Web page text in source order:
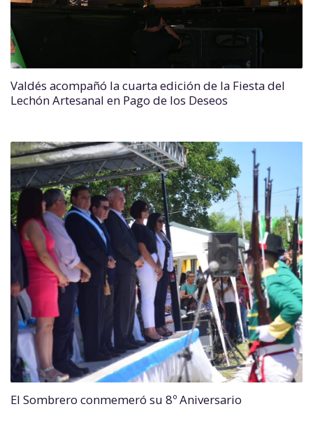
Valdés acompañó la cuarta edición de la Fiesta del
Lechón Artesanal en Pago de los Deseos
El Sombrero conmemeró su 8º Aniversario